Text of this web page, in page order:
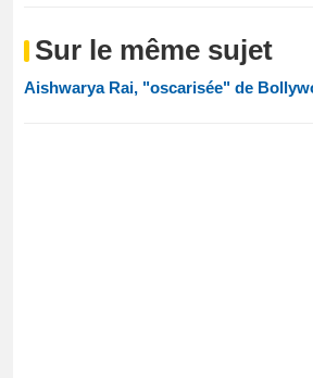
Sur le même sujet
Aishwarya Rai, "oscarisée" de